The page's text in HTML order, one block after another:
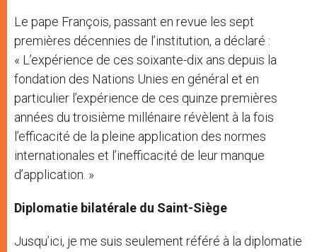
Le pape François, passant en revue les sept
premières décennies de l’institution, a déclaré :
« L’expérience de ces soixante-dix ans depuis la
fondation des Nations Unies en général et en
particulier l’expérience de ces quinze premières
années du troisième millénaire révèlent à la fois
l’efficacité de la pleine application des normes
internationales et l’inefficacité de leur manque
d’application. »
Diplomatie bilatérale du Saint-Siège
Jusqu’ici, je me suis seulement référé à la diplomatie